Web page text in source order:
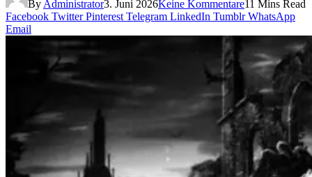
By Administrator3. Juni 2026Keine Kommentare11 Mins Read
Facebook Twitter Pinterest Telegram LinkedIn Tumblr WhatsApp
Email